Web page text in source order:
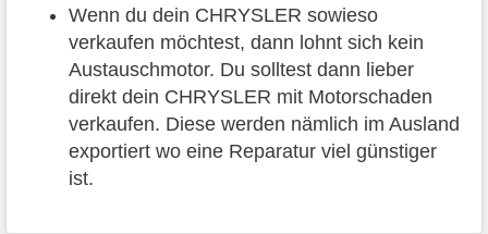
Wenn du dein CHRYSLER sowieso
verkaufen möchtest, dann lohnt sich kein
Austauschmotor. Du solltest dann lieber
direkt dein CHRYSLER mit Motorschaden
verkaufen. Diese werden nämlich im Ausland
exportiert wo eine Reparatur viel günstiger
ist.